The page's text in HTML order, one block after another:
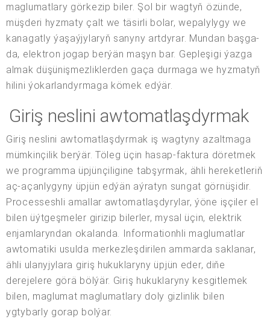
maglumatlary görkezip biler. Şol bir wagtyň özünde,
müşderi hyzmaty çalt we täsirli bolar, wepalylygy we
kanagatly ýaşaýjylaryň sanyny artdyrar. Mundan başga-
da, elektron jogap berýän maşyn bar. Gepleşigi ýazga
almak düşünişmezliklerden gaça durmaga we hyzmatyň
hilini ýokarlandyrmaga kömek edýär.
Giriş neslini awtomatlaşdyrmak
Giriş neslini awtomatlaşdyrmak iş wagtyny azaltmaga
mümkinçilik berýär. Töleg üçin hasap-faktura döretmek
we programma üpjünçiligine tabşyrmak, ähli hereketleriň
aç-açanlygyny üpjün edýän aýratyn sungat görnüşidir.
Processeshli amallar awtomatlaşdyrylar, ýöne işçiler el
bilen üýtgeşmeler girizip bilerler, mysal üçin, elektrik
enjamlaryndan okalanda. Informationhli maglumatlar
awtomatiki usulda merkezleşdirilen ammarda saklanar,
ähli ulanyjylara giriş hukuklaryny üpjün eder, diňe
derejelere görä bölýär. Giriş hukuklaryny kesgitlemek
bilen, maglumat maglumatlary doly gizlinlik bilen
ygtybarly gorap bolýar.